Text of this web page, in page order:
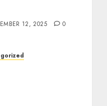
12, 2025 0